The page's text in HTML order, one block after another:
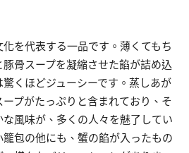
を代表する一品です。薄くてもち
骨スープを凝縮させた餡が詰め込
くほどジューシーです。蒸しあが
プがたっぷりと含まれており、そ
風味が、多くの人々を魅了してい
包の他にも、蟹の餡が入ったもの